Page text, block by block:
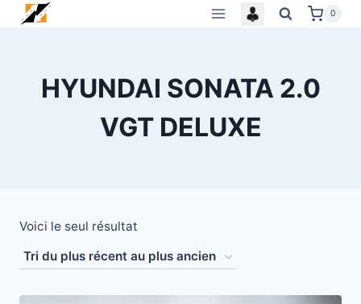
Skip
0
HYUNDAI SONATA 2.0
VGT DELUXE
Voici le seul résultat